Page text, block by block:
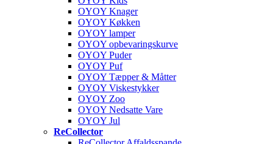
OYOY Knager
OYOY Køkken
OYOY lamper
OYOY opbevaringskurve
OYOY Puder
OYOY Puf
OYOY Tæpper & Måtter
OYOY Viskestykker
OYOY Zoo
OYOY Nedsatte Vare
OYOY Jul
ReCollector